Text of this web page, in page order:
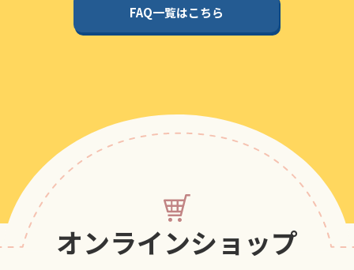
FAQ一覧はこちら
オンラインショップ